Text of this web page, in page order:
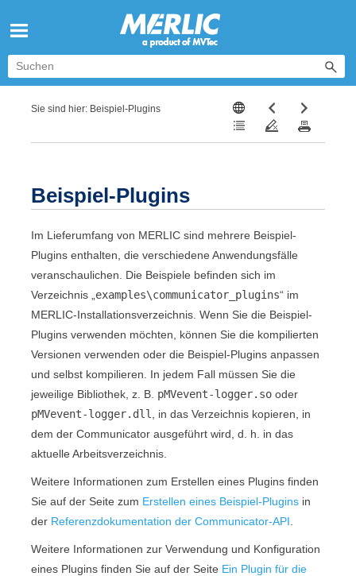
Sie sind hier: Beispiel-Plugins
Beispiel-Plugins
Im Lieferumfang von MERLIC sind mehrere Beispiel-
Plugins enthalten, die verschiedene Anwendungsfälle
veranschaulichen. Die Beispiele befinden sich im
Verzeichnis „ examples\communicator_plugins“ im
MERLIC-Installationsverzeichnis. Wenn Sie die Beispiel-
Plugins verwenden möchten, können Sie die kompilierten
Versionen verwenden oder die Beispiel-Plugins anpassen
und selbst kompilieren. In jedem Fall müssen Sie die
jeweilige Bibliothek, z. B. pMVevent-logger.so oder
pMVevent-logger.dll
, in das Verzeichnis kopieren, in
dem derCommunicator ausgeführt wird, d. h. in das
aktuelle Arbeitsverzeichnis.
Weitere Informationen zum Erstellen eines Plugins finden
Sie auf der Seite zum Erstellen eines Beispiel-Plugins in
der Referenzdokumentation der Communicator-API
Weitere Informationen zur Verwendung und Konfiguration
eines Plugins finden Sie auf der Seite Ein Plugin für die